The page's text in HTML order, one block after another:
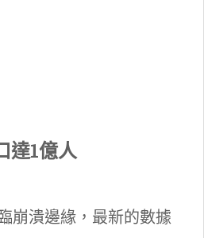
達1億人
崩潰邊緣，最新的數據